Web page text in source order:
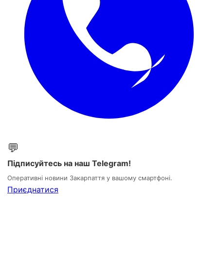
💬
Підписуйтесь на наш Telegram!
Оперативні новини Закарпаття у вашому смартфоні.
Приєднатися